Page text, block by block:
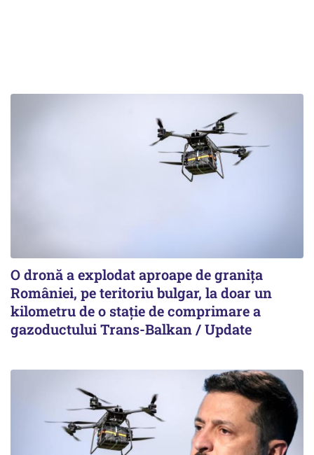
O dronă a explodat aproape de granița
României, pe teritoriu bulgar, la doar un
kilometru de o stație de comprimare a
gazoductului Trans-Balkan / Update